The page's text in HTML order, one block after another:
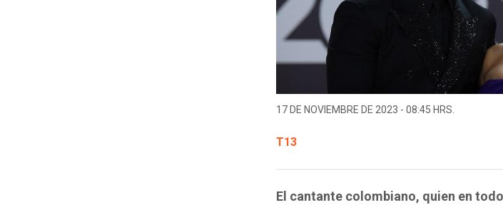
17 DE NOVIEMBRE DE 2023 - 08:45 HRS.
T13
El cantante colombiano, quien en